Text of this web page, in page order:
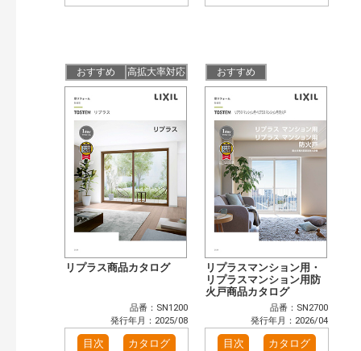
おすすめ 高拡大率対応
リプラス商品カタログ
品番：SN1200
発行年月：2025/08
目次 カタログ
おすすめ
リプラスマンション用・
リプラスマンション用防
火戸商品カタログ
品番：SN2700
発行年月：2026/04
目次 カタログ